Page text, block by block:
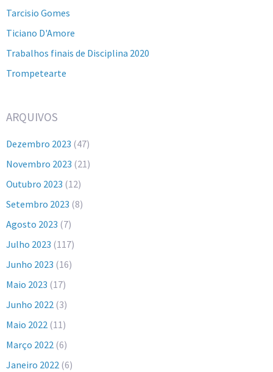
Tarcisio Gomes
Ticiano D'Amore
Trabalhos finais de Disciplina 2020
Trompetearte
ARQUIVOS
Dezembro 2023 (47)
Novembro 2023 (21)
Outubro 2023 (12)
Setembro 2023 (8)
Agosto 2023 (7)
Julho 2023 (117)
Junho 2023 (16)
Maio 2023 (17)
Junho 2022 (3)
Maio 2022 (11)
Março 2022 (6)
Janeiro 2022 (6)